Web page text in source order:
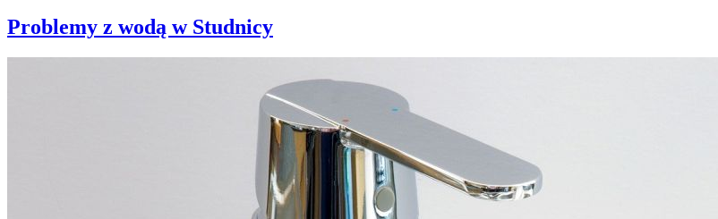
Problemy z wodą w Studnicy